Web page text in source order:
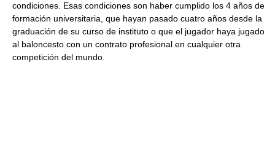
condiciones. Esas condiciones son haber cumplido los 4 años de
formación universitaria, que hayan pasado cuatro años desde la
graduación de su curso de instituto o que el jugador haya jugado
al baloncesto con un contrato profesional en cualquier otra
competición del mundo.